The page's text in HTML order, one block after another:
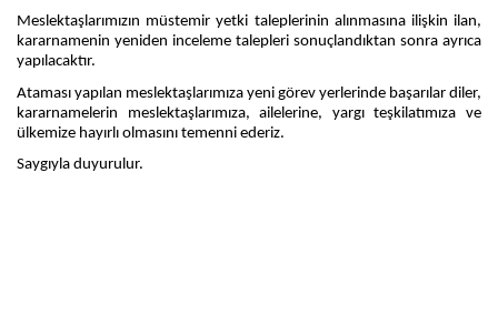
Meslektaşlarımızın müstemir yetki taleplerinin alınmasına ilişkin ilan,
kararnamenin yeniden inceleme talepleri sonuçlandıktan sonra ayrıca
yapılacaktır.
Ataması yapılan meslektaşlarımıza yeni görev yerlerinde başarılar diler,
kararnamelerin meslektaşlarımıza, ailelerine, yargı teşkilatımıza ve
ülkemize hayırlı olmasını temenni ederiz.
Saygıyla duyurulur.